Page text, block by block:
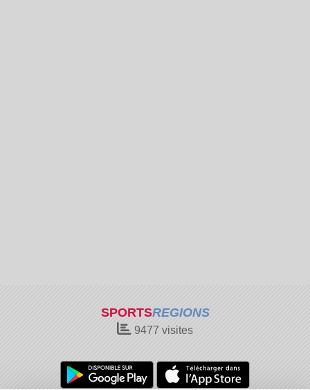
SPORTSREGIONS
9477 visites